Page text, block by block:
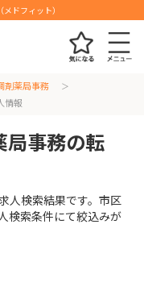
ドフィット）
剤薬局事務
情報
局事務の転
人検索結果です。市区
検索条件にて絞込みが